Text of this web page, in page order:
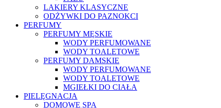
LAKIERY KLASYCZNE
ODŻYWKI DO PAZNOKCI
PERFUMY
PERFUMY MĘSKIE
WODY PERFUMOWANE
WODY TOALETOWE
PERFUMY DAMSKIE
WODY PERFUMOWANE
WODY TOALETOWE
MGIEŁKI DO CIAŁA
PIELĘGNACJA
DOMOWE SPA